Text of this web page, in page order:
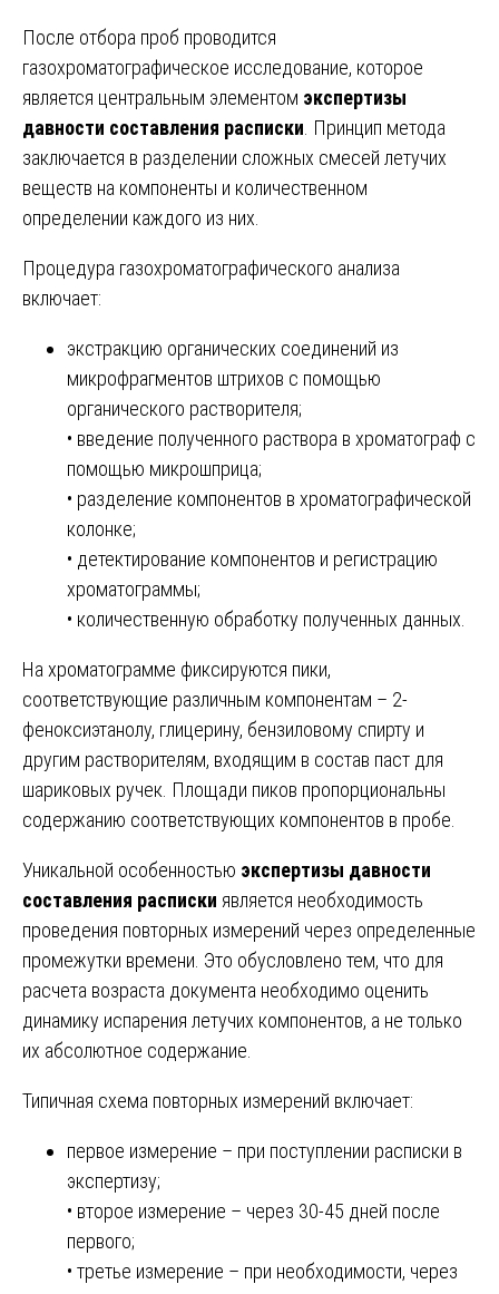
После отбора проб проводится
газохроматографическое исследование, которое
является центральным элементом экспертизы
давности составления расписки . Принцип метода
заключается в разделении сложных смесей летучих
веществ на компоненты и количественном
определении каждого из них.
Процедура газохроматографического анализа
включает:
экстракцию органических соединений из
микрофрагментов штрихов с помощью
органического растворителя;
• введение полученного раствора в хроматограф с
помощью микрошприца;
• разделение компонентов в хроматографической
колонке;
• детектирование компонентов и регистрацию
хроматограммы;
• количественную обработку полученных данных.
На хроматограмме фиксируются пики,
соответствующие различным компонентам – 2-
феноксиэтанолу, глицерину, бензиловому спирту и
другим растворителям, входящим в состав паст для
шариковых ручек. Площади пиков пропорциональны
содержанию соответствующих компонентов в пробе.
Уникальной особенностью экспертизы давности
составления расписки является необходимость
проведения повторных измерений через определенные
промежутки времени. Это обусловлено тем, что для
расчета возраста документа необходимо оценить
динамику испарения летучих компонентов, а не только
их абсолютное содержание.
Типичная схема повторных измерений включает:
первое измерение – при поступлении расписки в
экспертизу;
• второе измерение – через 30-45 дней после
первого;
• третье измерение – при необходимости, через